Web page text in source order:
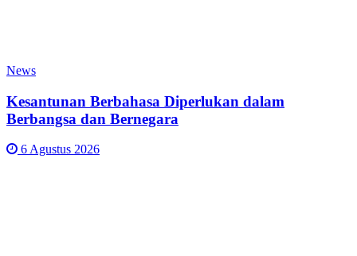
News
Kesantunan Berbahasa Diperlukan dalam
Berbangsa dan Bernegara
6 Agustus 2026